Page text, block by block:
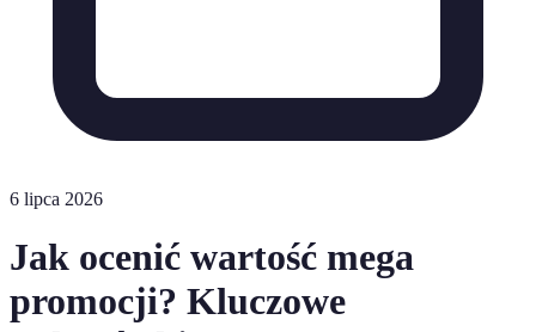
6 lipca 2026
Jak ocenić wartość mega
promocji? Kluczowe